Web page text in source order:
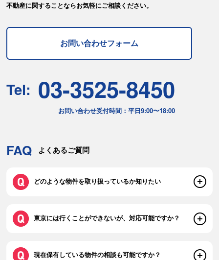
不動産に関することならお気軽にご相談ください。
お問い合わせフォーム
Tel: 03-3525-8450
お問い合わせ受付時間：平日9:00〜18:00
FAQ よくあるご質問
どのような物件を取り扱っているか知りたい
東京には行くことができないが、対応可能ですか？
現在保有している物件の相談も可能ですか？